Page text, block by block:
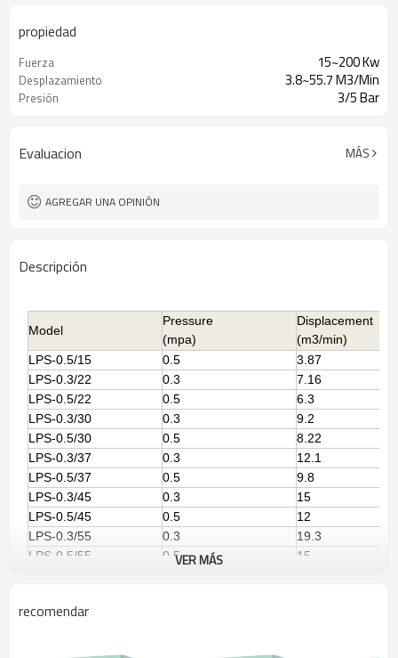
propiedad
Fuerza 15~200 Kw
Desplazamiento 3.8~55.7 M3/Min
Presión 3/5 Bar
Evaluacion MÁS
AGREGAR UNA OPINIÓN
Descripción
Model
Pressure
(mpa)
Displacement
(m3/min)
LPS-0.5/15
0.5
3.87
LPS-0.3/22
0.3
7.16
LPS-0.5/22
0.5
6.3
LPS-0.3/30
0.3
9.2
LPS-0.5/30
0.5
8.22
LPS-0.3/37
0.3
12.1
LPS-0.5/37
0.5
9.8
LPS-0.3/45
0.3
15
LPS-0.5/45
0.5
12
LPS-0.3/55
0.3
19.3
LPS-0.5/55
0.5
15
LPS-0.3/90
LPS-0.3/110
VER MÁS
recomendar